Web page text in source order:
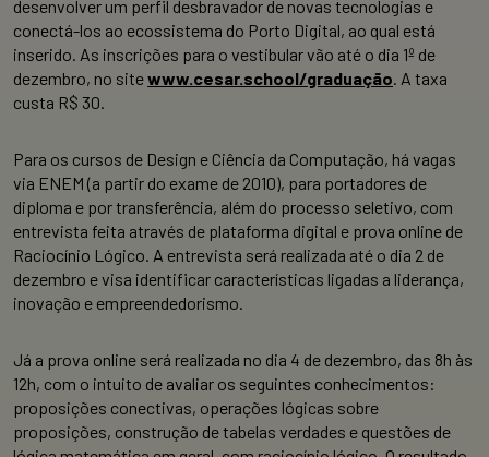
desenvolver um perfil desbravador de novas tecnologias e
conectá-los ao ecossistema do Porto Digital, ao qual está
inserido. As inscrições para o vestibular vão até o dia 1º de
dezembro, no sitewww.cesar.school/graduação. A taxa
custa R$ 30.
Para os cursos de Design e Ciência da Computação, há vagas
via ENEM (a partir do exame de 2010), para portadores de
diploma e por transferência, além do processo seletivo, com
entrevista feita através de plataforma digital e prova online de
Raciocínio Lógico. A entrevista será realizada até o dia 2 de
dezembro e visa identificar características ligadas a liderança,
inovação e empreendedorismo.
Já a prova online será realizada no dia 4 de dezembro, das 8h às
12h, com o intuito de avaliar os seguintes conhecimentos:
proposições conectivas, operações lógicas sobre
proposições, construção de tabelas verdades e questões de